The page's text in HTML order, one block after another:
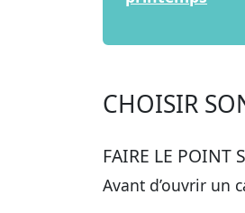
CHOISIR
FAIRE LE POINT
Avant d’ouvrir un